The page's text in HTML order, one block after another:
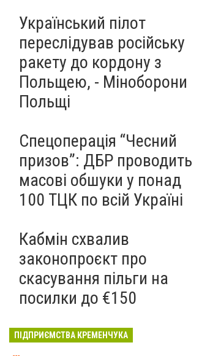
Український пілот
переслідував російську
ракету до кордону з
Польщею, - Міноборони
Польщі
Спецоперація “Чесний
призов”: ДБР проводить
масові обшуки у понад
100 ТЦК по всій Україні
Кабмін схвалив
законопроєкт про
скасування пільги на
посилки до €150
ПІДПРИЄМСТВА КРЕМЕНЧУКА